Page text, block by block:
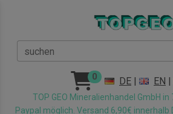
suchen
0 DE | EN |
TOP GEO Mineralienhandel GmbH
Paypal möglich. Versand 6,90€ innerhalb